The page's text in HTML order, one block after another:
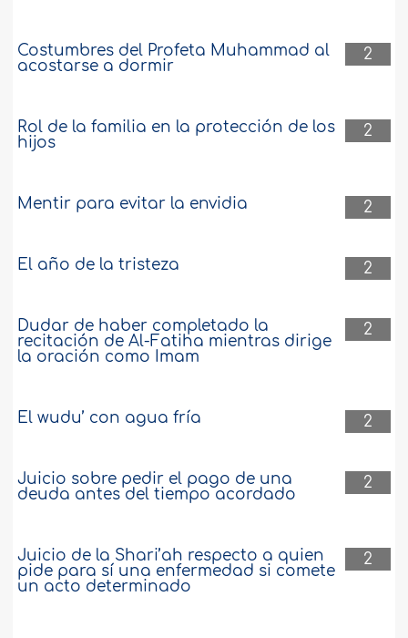
2
Costumbres del Profeta Muhammad al
acostarse a dormir
2
Rol de la familia en la protección de los
hijos
2
Mentir para evitar la envidia
2
El año de la tristeza
2
Dudar de haber completado la
recitación de Al-Fatiha mientras dirige
la oración como Imam
2
El wudu’ con agua fría
2
Juicio sobre pedir el pago de una
deuda antes del tiempo acordado
2
Juicio de la Shari’ah respecto a quien
pide para sí una enfermedad si comete
un acto determinado